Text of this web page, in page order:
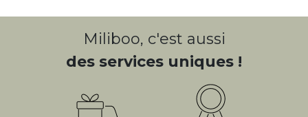
Miliboo, c'est aussi
des services uniques !